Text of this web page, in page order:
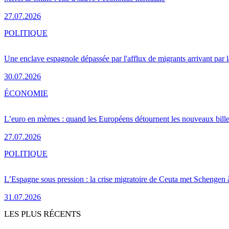
27.07.2026
Une enclave espagnole dépassée par l'afflux de migrants arrivant par
30.07.2026
POLITIQUE
L’euro en mèmes : quand les Européens détournent les nouveaux
27.07.2026
ÉCONOMIE
L’Espagne sous pression : la crise migratoire de Ceuta met Schengen
31.07.2026
POLITIQUE
LES PLUS RÉCENTS